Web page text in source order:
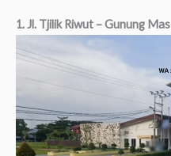
1. Jl. Tjilik Riwut – Gunung Mas